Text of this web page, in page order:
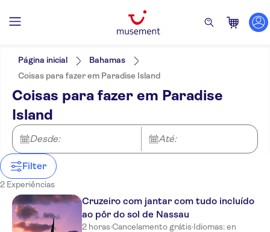
Filtros
Máx. €
Opções de ingressos
Subject expert guide
Voucher eletrônico
Cancelamento gratuito
Confirmação instantânea
Categorias
Ao ar livre
Excursões e passeios de um dia
Inglês
Página inicial
Bahamas
Coisas para fazer em Paradise Island
Coisas para fazer em Paradise
Island
Desde: Até:
Filter
2 Experiências
Cruzeiro com jantar com tudo incluído
ao pôr do sol de Nassau
2 horas·Cancelamento grátis·Idiomas: en